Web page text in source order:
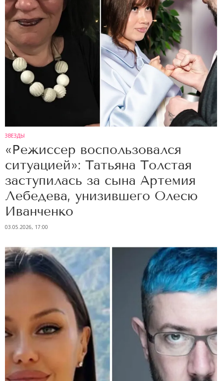
ЗВЕЗДЫ
«Режиссер воспользовался
ситуацией»: Татьяна Толстая
заступилась за сына Артемия
Лебедева, унизившего Олесю
Иванченко
03.05.2026, 17:00